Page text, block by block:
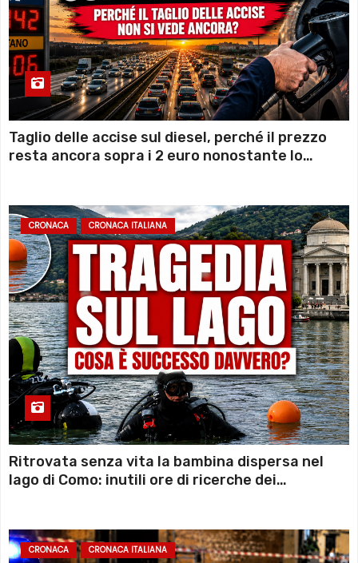
Taglio delle accise sul diesel, perché il prezzo
resta ancora sopra i 2 euro nonostante lo
CRONACA CRONACA ITALIANA
Ritrovata senza vita la bambina dispersa nel
lago di Como: inutili ore di ricerche dei
CRONACA CRONACA ITALIANA